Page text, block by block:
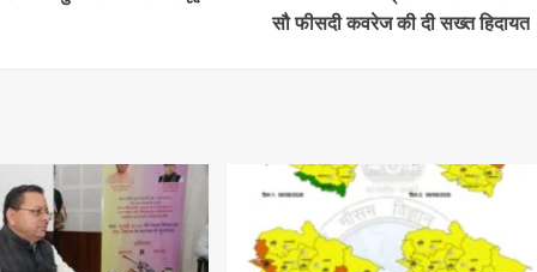
सौ फीसदी कवरेज की दी सख्त हिदायत